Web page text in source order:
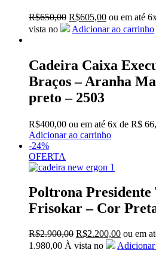
R$650,00 O
preço
R$650,00.
R$605,00O
preço
R$605,00.
ou em até
vista no
Adicionar ao carrinho
Cadeira Caixa
Braços – Aranha
preto – 2503
R$400,00 ou em até 6x de R$
Adicionar ao carrinho
-24%
OFERTA
Poltrona Presidente
Frisokar – Cor
R$2.900,00 O
preço
R$2.200,00O
preço
ou em
1.980,00 À vista no